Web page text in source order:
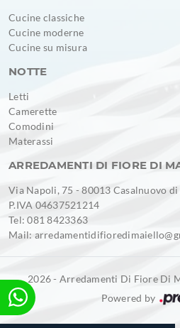
Cucine classiche
Cucine moderne
Cucine su misura
NOTTE
Letti
Camerette
Comodini
Materassi
ARREDAMENTI DI FIORE DI
Via Napoli, 75 - 80013 Casalnuovo
P.IVA 04637521214
Tel: 081 8423363
Mail:
2026 - Arredamenti Di Fiore Di
Powered by